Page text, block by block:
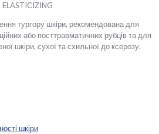
ELASTICIZING
тургору шкіри, рекомендована для
або посттравматичних рубців та для
шкіри, сухої та схильної до ксерозу.
шкіри